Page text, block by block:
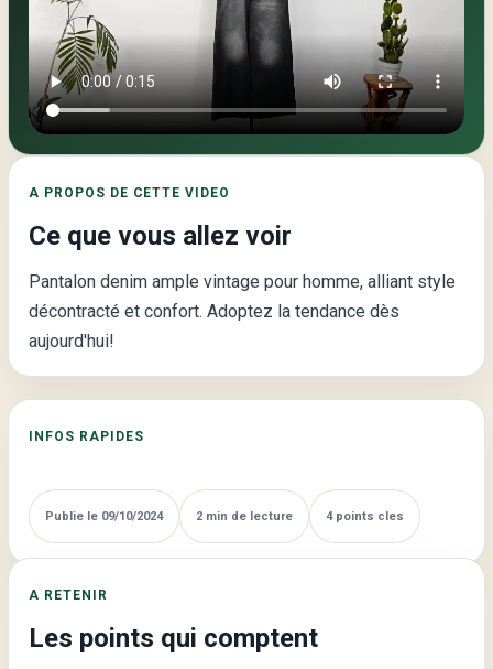
Video
principale
la
Denim
Vintage
pour
–
de
A PROPOS DE CETTE VIDEO
Ce que vous allez voir
Pantalon denim ample vintage pour homme, alliant style
décontracté et confort. Adoptez la tendance dès
aujourd'hui!
INFOS RAPIDES
Publie le 09/10/2024 2 min de lecture 4 points cles
A RETENIR
Les points qui comptent